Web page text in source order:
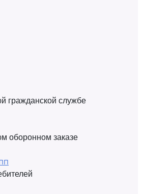
гражданской службе
оборонном заказе